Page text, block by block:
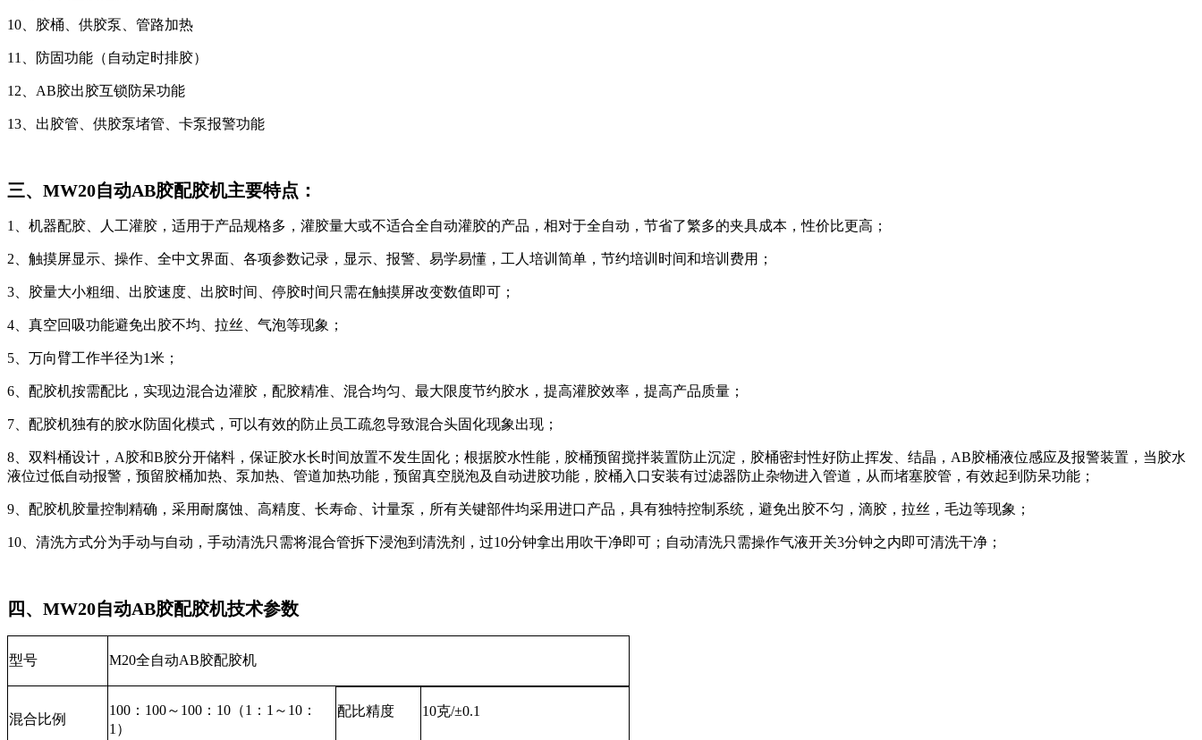
10、胶桶、供胶泵、管路加热
11、防固功能（自动定时排胶）
12、AB胶出胶互锁防呆功能
13、出胶管、供胶泵堵管、卡泵报警功能
三、MW20自动AB胶配胶机主要特点：
1、机器配胶、人工灌胶，适用于产品规格多，灌胶量大或不适合全自动灌胶的产品，相对于全自动，节省了繁多的夹具成本，性价比更高；
2、触摸屏显示、操作、全中文界面、各项参数记录，显示、报警、易学易懂，工人培训简单，节约培训时间和培训费用；
3、胶量大小粗细、出胶速度、出胶时间、停胶时间只需在触摸屏改变数值即可；
4、真空回吸功能避免出胶不均、拉丝、气泡等现象；
5、万向臂工作半径为1米；
6、配胶机按需配比，实现边混合边灌胶，配胶精准、混合均匀、最大限度节约胶水，提高灌胶效率，提高产品质量；
7、配胶机独有的胶水防固化模式，可以有效的防止员工疏忽导致混合头固化现象出现；
8、双料桶设计，A胶和B胶分开储料，保证胶水长时间放置不发生固化；根据胶水性能，胶桶预留搅拌装置防止沉淀，胶桶密封性好防止挥发、结晶，AB胶桶液位感应及报警装置，当胶水
液位过低自动报警，预留胶桶加热、泵加热、管道加热功能，预留真空脱泡及自动进胶功能，胶桶入口安装有过滤器防止杂物进入管道，从而堵塞胶管，有效起到防呆功能；
9、配胶机胶量控制精确，采用耐腐蚀、高精度、长寿命、计量泵，所有关键部件均采用进口产品，具有独特控制系统，避免出胶不匀，滴胶，拉丝，毛边等现象；
10、清洗方式分为手动与自动，手动清洗只需将混合管拆下浸泡到清洗剂，过10分钟拿出用吹干净即可；自动清洗只需操作气液开关3分钟之内即可清洗干净；
四、MW20自动AB胶配胶机技术参数
型号 M20全自动AB胶配胶机
混合比例
100：100～100：10（1：1～10：
1）
配比精度 10克/±0.1